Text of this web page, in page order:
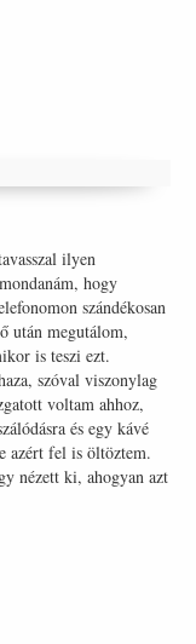
ilyen
hogy
szándékosan
után megutálom,
is teszi ezt.
szóval viszonylag
voltam ahhoz,
és egy kávé
azért fel is öltöztem.
nézett ki, ahogyan azt